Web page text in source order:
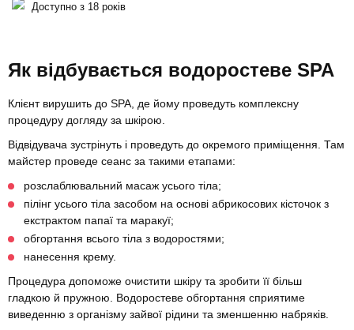
Доступно з 18 років
Як відбувається водоростеве SPA
Клієнт вирушить до SPA, де йому проведуть комплексну
процедуру догляду за шкірою.
Відвідувача зустрінуть і проведуть до окремого приміщення. Там
майстер проведе сеанс за такими етапами:
розслаблювальний масаж усього тіла;
пілінг усього тіла засобом на основі абрикосових кісточок з
екстрактом папаї та маракуї;
обгортання всього тіла з водоростями;
нанесення крему.
Процедура допоможе очистити шкіру та зробити її більш
гладкою й пружною. Водоростеве обгортання сприятиме
виведенню з організму зайвої рідини та зменшенню набряків.